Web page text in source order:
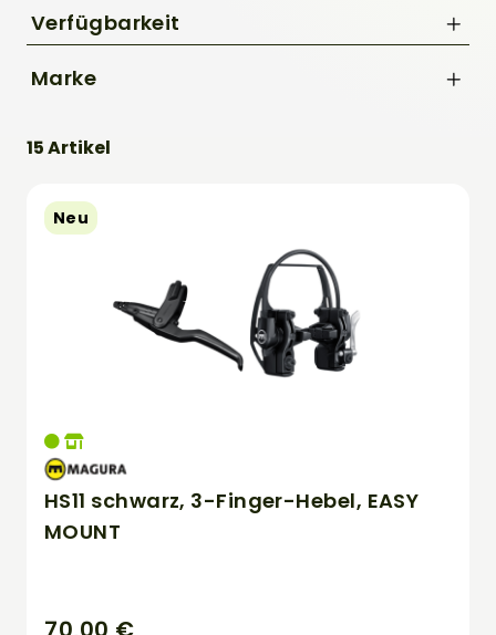
Nur Reduzierte Artikel anzeigen
Verfügbarkeit
Marke
SHIMANO
15 Artikel
Neu
HS11 schwarz, 3-Finger-Hebel, EASY
MOUNT